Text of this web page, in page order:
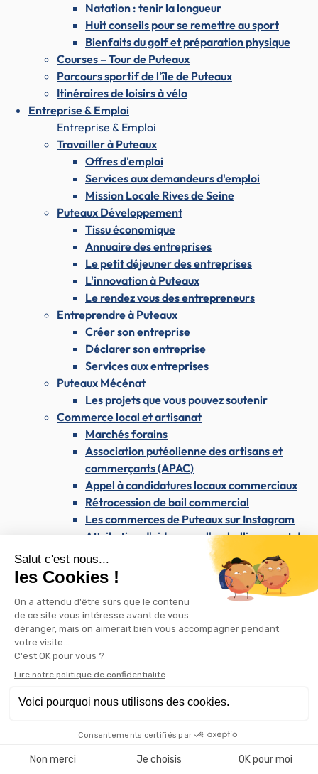
Natation : tenir la longueur
Huit conseils pour se remettre au sport
Bienfaits du golf et préparation physique
Courses – Tour de Puteaux
Parcours sportif de l'île de Puteaux
Itinéraires de loisirs à vélo
Entreprise & Emploi
Entreprise & Emploi
Travailler à Puteaux
Offres d'emploi
Services aux demandeurs d'emploi
Mission Locale Rives de Seine
Puteaux Développement
Tissu économique
Annuaire des entreprises
Le petit déjeuner des entreprises
L'innovation à Puteaux
Le rendez vous des entrepreneurs
Entreprendre à Puteaux
Créer son entreprise
Déclarer son entreprise
Services aux entreprises
Puteaux Mécénat
Les projets que vous pouvez soutenir
Commerce local et artisanat
Marchés forains
Association putéolienne des artisans et
commerçants (APAC)
Appel à candidatures locaux commerciaux
Rétrocession de bail commercial
Les commerces de Puteaux sur Instagram
Attribution d'aides pour l'embellissement des
commerces
Enseignes et publicité
Westfield Les 4 Temps & le CNIT
Les dimanches du maire
Santé & Solidarité
Santé & Solidarité
Santé et soins médicaux
Centre médical Dolto
Dépistage du SIDA / VIH
Dépistage des cancers
Santé mentale : une priorité nationale